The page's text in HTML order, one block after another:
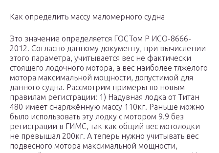
Как определить массу маломерного судна
Это значение определяется ГОСТом Р ИСО-8666-
2012. Согласно данному документу, при вычислении
этого параметра, учитывается вес не фактически
стоящего лодочного мотора, а вес наиболее тяжелого
мотора максимальной мощности, допустимой для
данного судна. Рассмотрим примеры по новым
правилам регистрации: 1) Надувная лодка от Титан
480 имеет снаряжённую массу 110кг. Раньше можно
было использовать эту лодку с мотором 9.9 без
регистрации в ГИМС, так как общий вес мотолодки
не превышал 200кг. А теперь нужно учитывать вес
подвесного мотора максимальной мощности,